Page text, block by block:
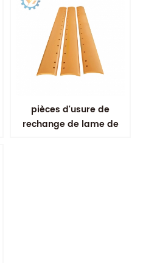
pièces d'usure de
rechange de lame de